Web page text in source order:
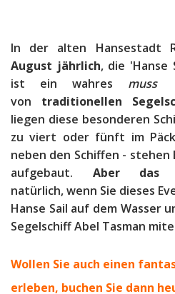
In der alten Hansestadt
August jährlich, die 'Hanse
ist ein wahres muss
von traditionellen
liegen diese besonderen
zu viert oder fünft im
neben den Schiffen - stehen
aufgebaut. Aber das
natürlich, wenn Sie dieses
Hanse Sail auf dem Wasser
Segelschiff Abel Tasman
Wollen Sie auch einen
erleben, buchen Sie dann